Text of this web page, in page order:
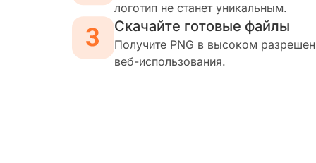
логотип не станет уникальным.
Скачайте готовые файлы
Получите PNG в высоком
веб-использования.